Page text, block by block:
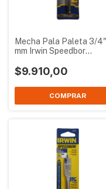
Mecha Pala Paleta 3/
mm Irwin Speedbor
$9.910,00